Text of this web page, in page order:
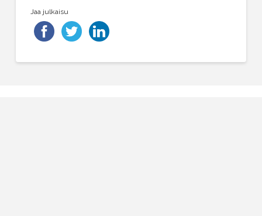
Jaa julkaisu